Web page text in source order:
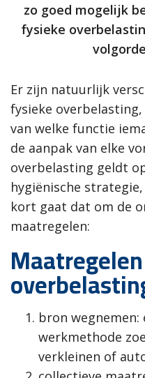
zo goed mogelijk
fysieke
Er zijn natuurlijk
fysieke
van welke functie
de aanpak van elke
overbelasting geldt
hygiënische
kort gaat dat om de
maatregelen:
bron
werkmethode
verkleinen of